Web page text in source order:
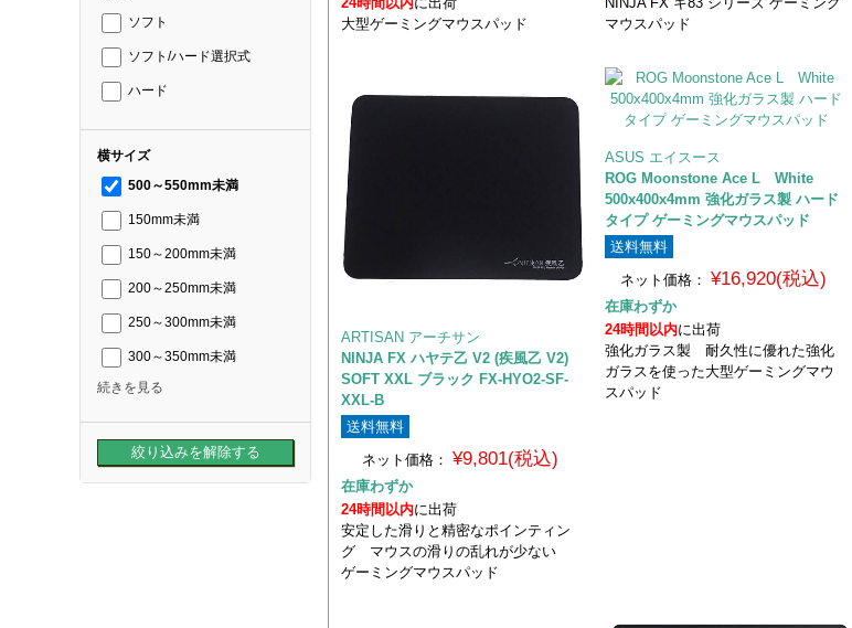
ソフト
ソフト/ハード選択式
ハード
横サイズ
500～550mm未満
150mm未満
150～200mm未満
200～250mm未満
250～300mm未満
300～350mm未満
続きを見る
大型ゲーミングマウスパッド
マウスパッド
ARTISAN アーチサン
NINJA FX ハヤテ乙 V2 (疾風乙 V2)
SOFT XXL ブラック FX-HYO2-SF-
XXL-B
送料無料
ネット価格： ¥9,801(税込)
在庫わずか
24時間以内に出荷
安定した滑りと精密なポインティン
グ マウスの滑りの乱れが少ない
ゲーミングマウスパッド
ASUS エイスース
ROG Moonstone Ace L White
500x400x4mm 強化ガラス製 ハード
タイプ ゲーミングマウスパッド
送料無料
ネット価格：
¥16,920(税込)
在庫わずか
24時間以内に出荷
強化ガラス製 耐久性に優れた強化
ガラスを使った大型ゲーミングマウ
スパッド